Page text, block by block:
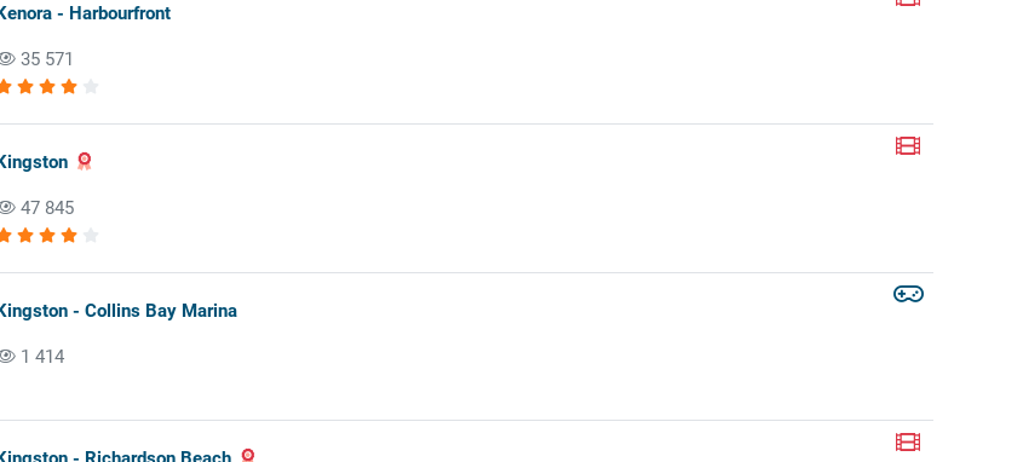
- Harbourfront
35 571
47 845
- Collins Bay Marina
1 414